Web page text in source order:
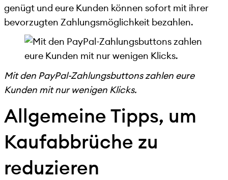
genügt und eure Kunden können sofort mit ihrer
bevorzugten Zahlungsmöglichkeit bezahlen.
Mit den PayPal-Zahlungsbuttons zahlen eure
Kunden mit nur wenigen Klicks.
Allgemeine Tipps, um
Kaufabbrüche zu
reduzieren